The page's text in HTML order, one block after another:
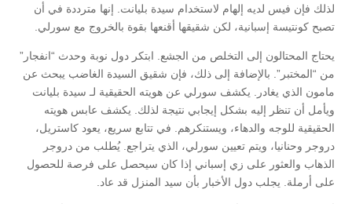
لذلك فإن فيس لديه إلهام لاستخدام سيدة بليانت. إنها مترددة في أن
تصبح كونتيسة إسبانية، لكن شقيقها أقنعها بقوة بالخروج مع سورلي.
يحتاج المحتالون إلى التخلص من الجشع. ابتكر دول نوبة وحدث “انفجار”
من “المختبر”. بالإضافة إلى ذلك، فإن شقيق السيدة الغاضب يبحث عن
مامون الذي يغادر. يكشف سورلي عن هويته الحقيقية لـ سيدة بليانت
ويأمل أن تنظر إليه بشكل إيجابي نتيجة لذلك. يكشف عابس هويته
الحقيقية للوجه والدهاء، ويستنكرهم. في تتابع سريع، يعود كاستريل،
دروجر وحنانيا، ويتم تعيين سورلي، الذي يتراجع. يُطلب من دروجر
الذهاب والعثور على زي إسباني إذا كان سيحصل على فرصة للحصول
على أرملة. يجلب دول الأخبار بأن سيد المنزل قد عاد.